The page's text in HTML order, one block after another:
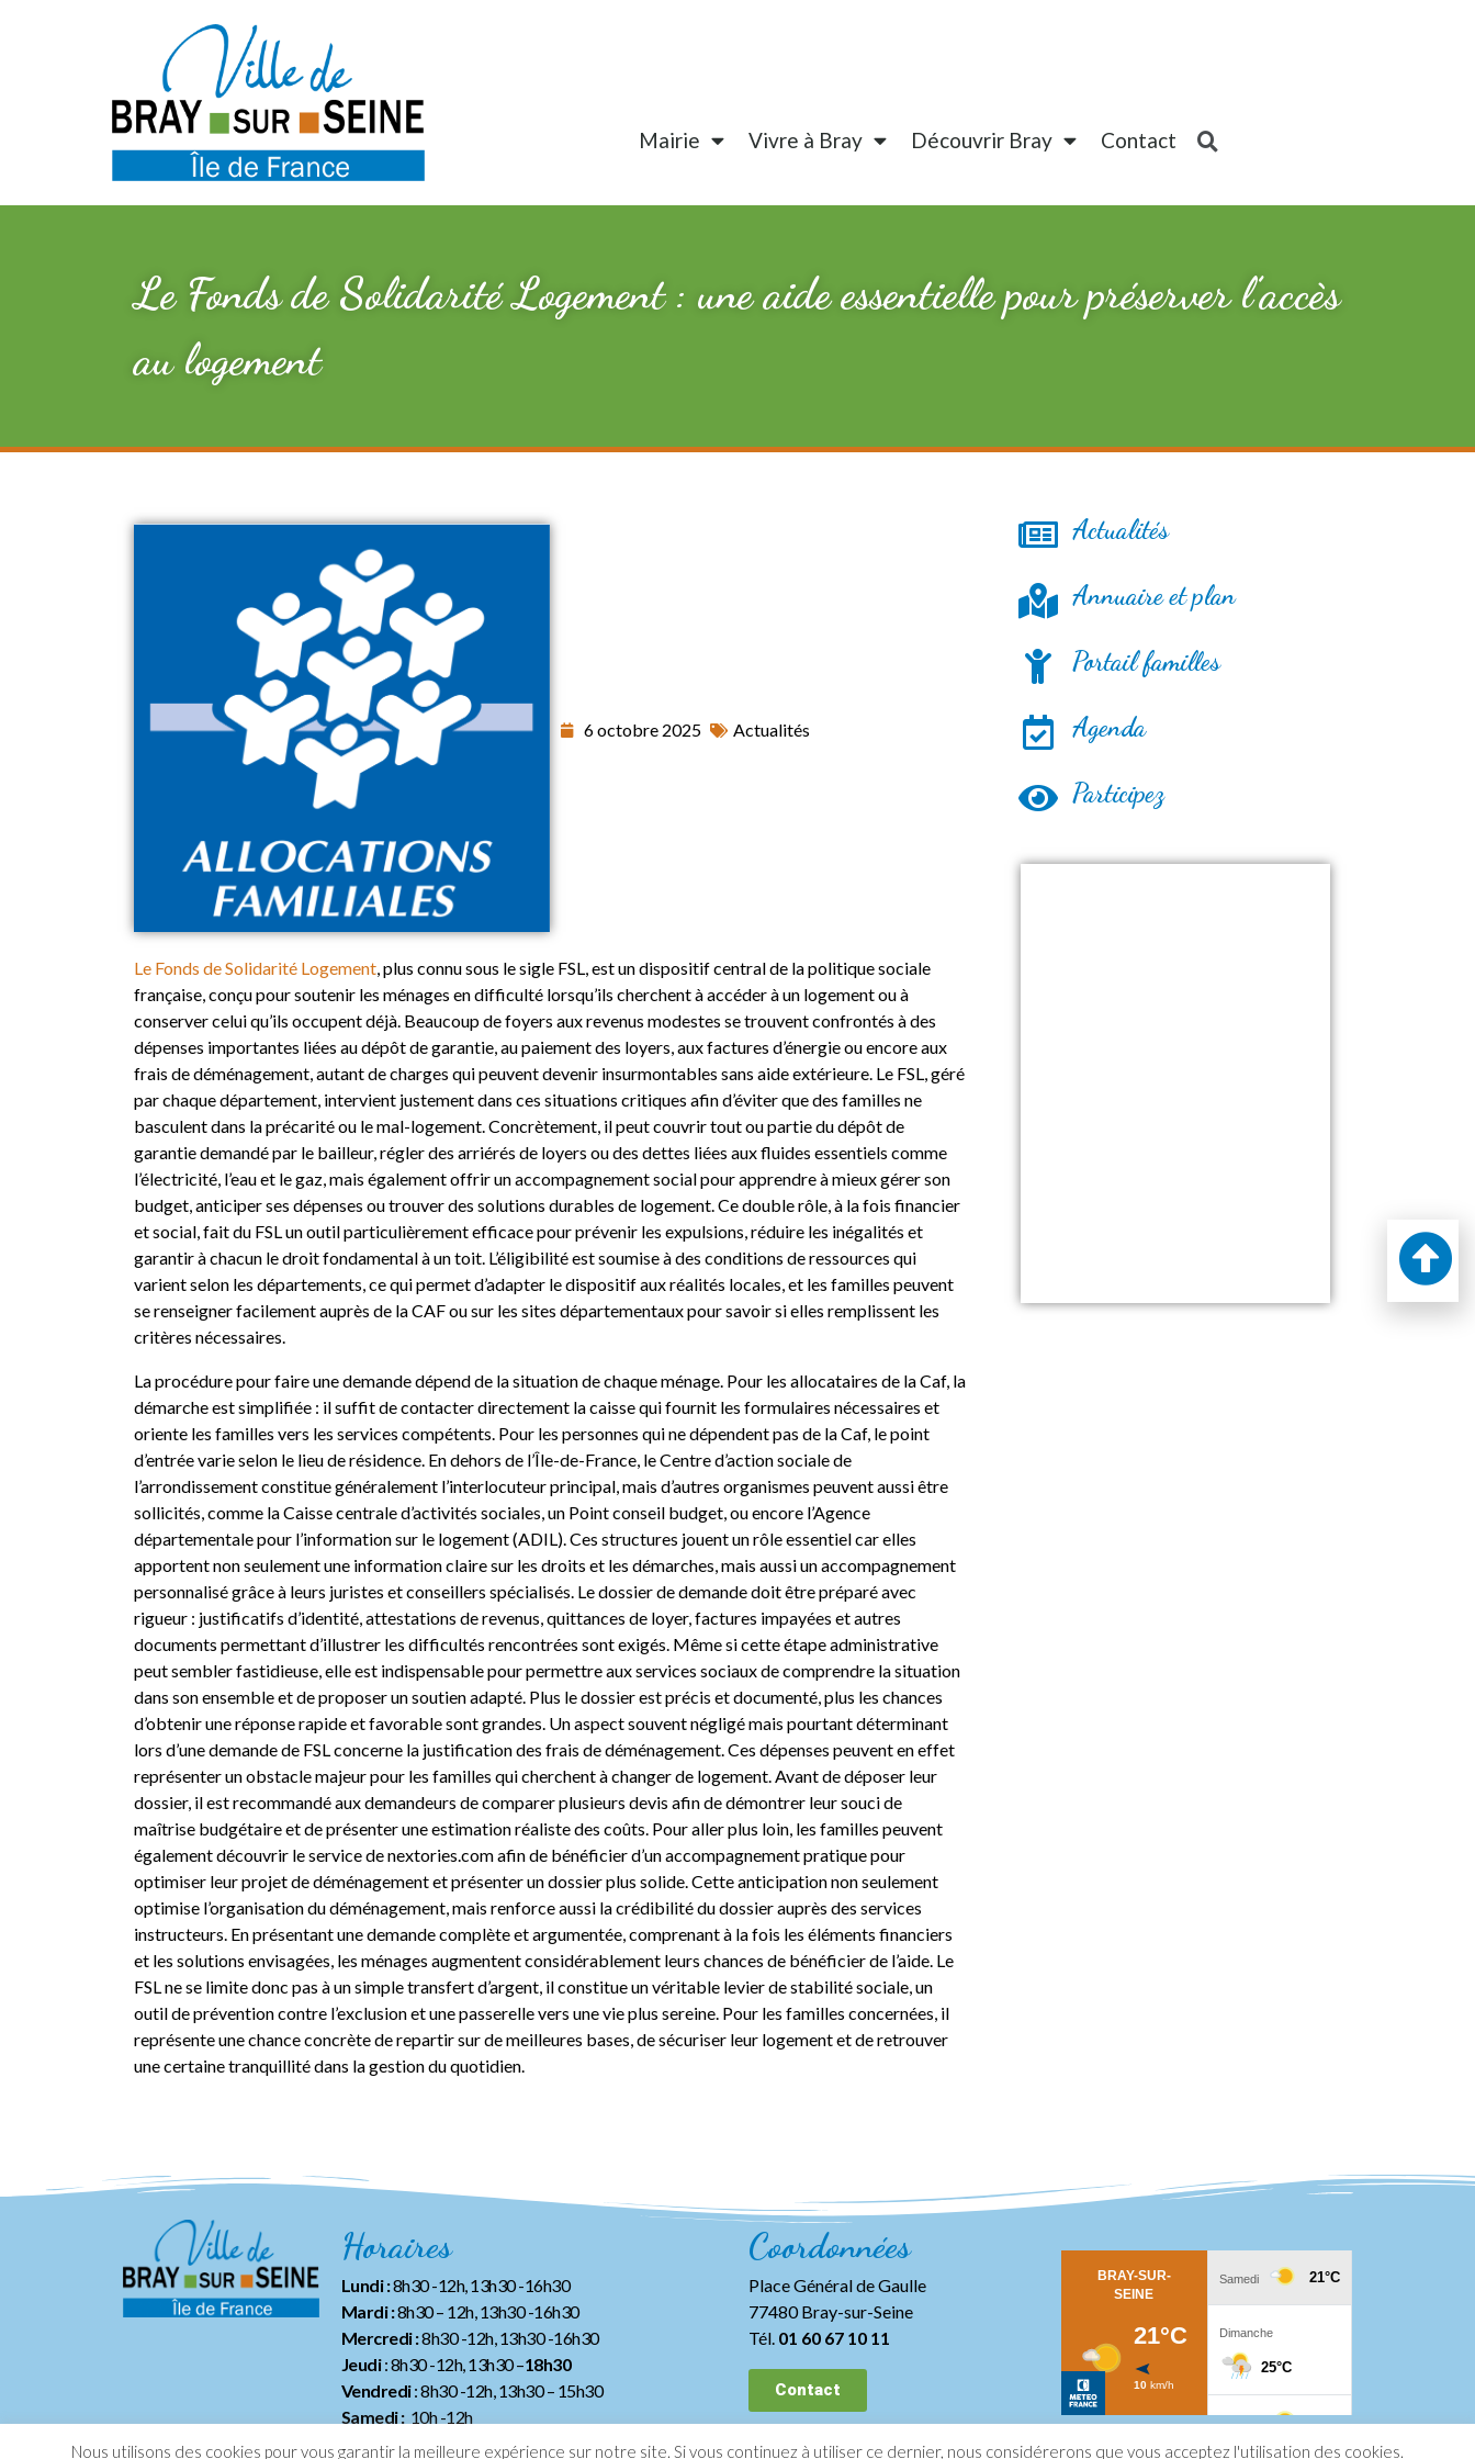
Mairie Vivre à Bray Découvrir Bray Contact
Le Fonds de Solidarité Logement : une aide essentielle pour préserver l’accès
au logement
6 octobre 2025 Actualités
Le Fonds de Solidarité Logement , plus connu sous le sigle FSL, est un dispositif central de la politique sociale
française, conçu pour soutenir les ménages en difficulté lorsqu’ils cherchent à accéder à un logement ou à
conserver celui qu’ils occupent déjà. Beaucoup de foyers aux revenus modestes se trouvent confrontés à des
dépenses importantes liées au dépôt de garantie, au paiement des loyers, aux factures d’énergie ou encore aux
frais de déménagement, autant de charges qui peuvent devenir insurmontables sans aide extérieure. Le FSL, géré
par chaque département, intervient justement dans ces situations critiques afin d’éviter que des familles ne
basculent dans la précarité ou le mal-logement. Concrètement, il peut couvrir tout ou partie du dépôt de
garantie demandé par le bailleur, régler des arriérés de loyers ou des dettes liées aux fluides essentiels comme
l’électricité, l’eau et le gaz, mais également offrir un accompagnement social pour apprendre à mieux gérer son
budget, anticiper ses dépenses ou trouver des solutions durables de logement. Ce double rôle, à la fois financier
et social, fait du FSL un outil particulièrement efficace pour prévenir les expulsions, réduire les inégalités et
garantir à chacun le droit fondamental à un toit. L’éligibilité est soumise à des conditions de ressources qui
varient selon les départements, ce qui permet d’adapter le dispositif aux réalités locales, et les familles peuvent
se renseigner facilement auprès de la CAF ou sur les sites départementaux pour savoir si elles remplissent les
critères nécessaires.
La procédure pour faire une demande dépend de la situation de chaque ménage. Pour les allocataires de la Caf, la
démarche est simplifiée : il suffit de contacter directement la caisse qui fournit les formulaires nécessaires et
oriente les familles vers les services compétents. Pour les personnes qui ne dépendent pas de la Caf, le point
d’entrée varie selon le lieu de résidence. En dehors de l’Île-de-France, le Centre d’action sociale de
l’arrondissement constitue généralement l’interlocuteur principal, mais d’autres organismes peuvent aussi être
sollicités, comme la Caisse centrale d’activités sociales, un Point conseil budget, ou encore l’Agence
départementale pour l’information sur le logement (ADIL). Ces structures jouent un rôle essentiel car elles
apportent non seulement une information claire sur les droits et les démarches, mais aussi un accompagnement
personnalisé grâce à leurs juristes et conseillers spécialisés. Le dossier de demande doit être préparé avec
rigueur : justificatifs d’identité, attestations de revenus, quittances de loyer, factures impayées et autres
documents permettant d’illustrer les difficultés rencontrées sont exigés. Même si cette étape administrative
peut sembler fastidieuse, elle est indispensable pour permettre aux services sociaux de comprendre la situation
dans son ensemble et de proposer un soutien adapté. Plus le dossier est précis et documenté, plus les chances
d’obtenir une réponse rapide et favorable sont grandes. Un aspect souvent négligé mais pourtant déterminant
lors d’une demande de FSL concerne la justification des frais de déménagement. Ces dépenses peuvent en effet
représenter un obstacle majeur pour les familles qui cherchent à changer de logement. Avant de déposer leur
dossier, il est recommandé aux demandeurs de comparer plusieurs devis afin de démontrer leur souci de
maîtrise budgétaire et de présenter une estimation réaliste des coûts. Pour aller plus loin, les familles peuvent
égalementdécouvrir le service de nextories.comafin de bénéficier d’un accompagnement pratique pour
optimiser leur projet de déménagement et présenter un dossier plus solide. Cette anticipation non seulement
optimise l’organisation du déménagement, mais renforce aussi la crédibilité du dossier auprès des services
instructeurs. En présentant une demande complète et argumentée, comprenant à la fois les éléments financiers
et les solutions envisagées, les ménages augmentent considérablement leurs chances de bénéficier de l’aide. Le
FSL ne se limite donc pas à un simple transfert d’argent, il constitue un véritable levier de stabilité sociale, un
outil de prévention contre l’exclusion et une passerelle vers une vie plus sereine. Pour les familles concernées, il
représente une chance concrète de repartir sur de meilleures bases, de sécuriser leur logement et de retrouver
une certaine tranquillité dans la gestion du quotidien.
Actualités
Annuaire et plan
Portail familles
Agenda
Participez
Horaires
Lundi :8h30 -12h, 13h30 -16h30
Mardi :8h30 – 12h, 13h30 -16h30
Mercredi :8h30 -12h, 13h30 -16h30
Jeudi: 8h30 -12h, 13h30 –18h30
Vendredi: 8h30 -12h, 13h30– 15h30
Samedi :10h -12h
Coordonnées
Place Général de Gaulle
77480 Bray-sur-Seine
Tél. 01 60 67 10 11
Contact
Nous utilisons des cookies pour vous garantir la meilleure expérience sur notre site. Si vous continuez à utiliser ce dernier, nous considérerons que vous acceptez l'utilisation des cookies.